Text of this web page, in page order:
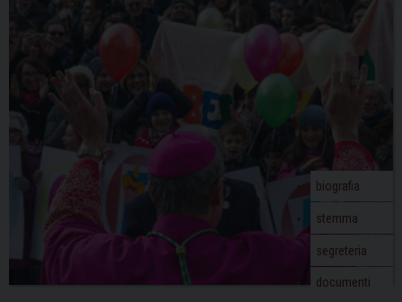
biografia
stemma
segreteria
documenti